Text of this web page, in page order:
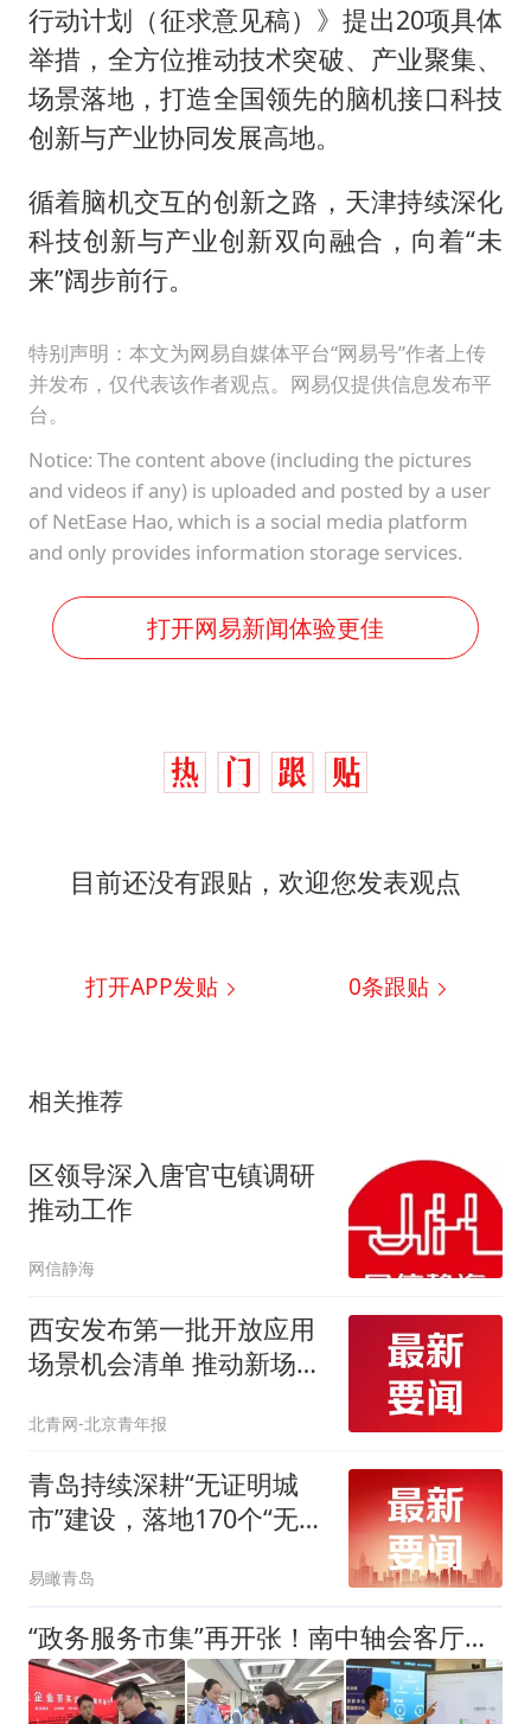
行动计划（征求意见稿）》提出20项具体
举措，全方位推动技术突破、产业聚集、
场景落地，打造全国领先的脑机接口科技
创新与产业协同发展高地。
循着脑机交互的创新之路，天津持续深化
科技创新与产业创新双向融合，向着“未
来”阔步前行。
特别声明：本文为网易自媒体平台“网易号”作者上传
并发布，仅代表该作者观点。网易仅提供信息发布平
台。
Notice: The content above (including the pictures
and videos if any) is uploaded and posted by a user
of NetEase Hao, which is a social media platform
and only provides information storage services.
打开网易新闻体验更佳
目前还没有跟贴，欢迎您发表观点
打开APP发贴 0条跟贴
相关推荐
区领导深入唐官屯镇调研
推动工作
网信静海
西安发布第一批开放应用
场景机会清单 推动新场景
北青网-北京青年报
青岛持续深耕“无证明城
市”建设，落地170个“无证
易瞰青岛
“政务服务市集”再开张！南中轴会客厅迎来“未来企业家”